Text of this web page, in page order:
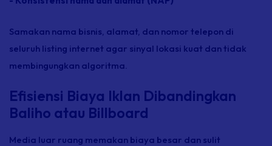
Samakan nama bisnis, alamat, dan nomor telepon di
seluruh listing internet agar sinyal lokasi kuat dan tidak
membingungkan algoritma.
Efisiensi Biaya Iklan Dibandingkan
Baliho atau Billboard
Media luar ruang memakan biaya besar dan sulit